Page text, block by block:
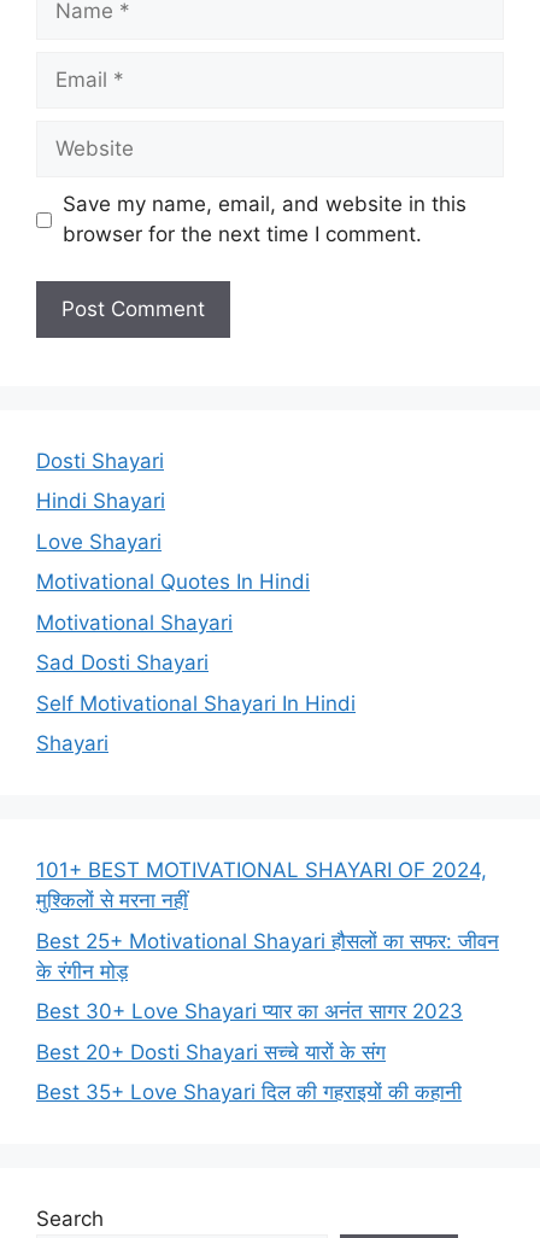
Email
Website
Save my name, email, and website in this
browser for the next time I comment.
Dosti Shayari
Hindi Shayari
Love Shayari
Motivational Quotes In Hindi
Motivational Shayari
Sad Dosti Shayari
Self Motivational Shayari In Hindi
Shayari
101+ BEST MOTIVATIONAL SHAYARI OF 2024,
मुश्किलों से मरना नहीं
Best 25+ Motivational Shayari हौसलों का सफर: जीवन
के रंगीन मोड़
Best 30+ Love Shayari प्यार का अनंत सागर 2023
Best 20+ Dosti Shayari सच्चे यारों के संग
Best 35+ Love Shayari दिल की गहराइयों की कहानी
Search